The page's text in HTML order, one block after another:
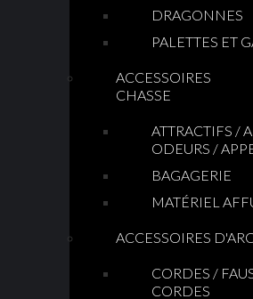
DRAGONNES
PALETTES ET
ACCESSOIRES
CHASSE
ATTRACTIFS /
ODEURS /
BAGAGERIE
MATÉRIEL
ACCESSOIRES
CORDES /
CORDES